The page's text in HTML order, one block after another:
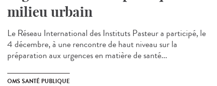
milieu urbain
Le Réseau International des Instituts Pasteur a participé, le
4 décembre, à une rencontre de haut niveau sur la
préparation aux urgences en matière de santé...
OMS SANTÉ PUBLIQUE